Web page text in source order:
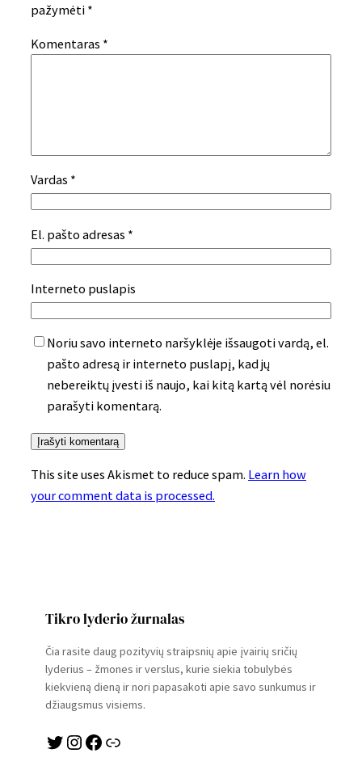
pažymėti *
Komentaras *
Vardas *
El. pašto adresas *
Interneto puslapis
Noriu savo interneto naršyklėje išsaugoti vardą, el.
pašto adresą ir interneto puslapį, kad jų
nebereiktų įvesti iš naujo, kai kitą kartą vėl norėsiu
parašyti komentarą.
This site uses Akismet to reduce spam. Learn how
your comment data is processed.
Tikro lyderio žurnalas
Čia rasite daug pozityvių straipsnių apie įvairių sričių
lyderius – žmones ir verslus, kurie siekia tobulybės
kiekvieną dieną ir nori papasakoti apie savo sunkumus ir
džiaugsmus visiems.
Twitter Instagram Facebook Link